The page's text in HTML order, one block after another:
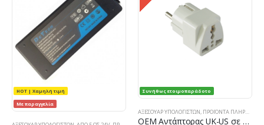
HOT | Χαμηλή τιμή
Με παραγγελία
Συνήθως ετοιμοπαράδοτο
ΑΞΕΣΟΥΆΡ ΥΠΟΛΟΓΙΣΤΏΝ, ΠΡΟΪΌΝΤΑ ΠΛΗΡΟΦΟΡΙΚΉΣ - ΚΙΝΗΤΉΣ ΤΗΛΕΦΩΝΊΑΣ - ΗΛΕΚΤΡΟΝΙΚΆ
ΟΕΜ Αντάπτορας UK-US σε EU Schuko DT 220V, Universal, Λευκό – 17108